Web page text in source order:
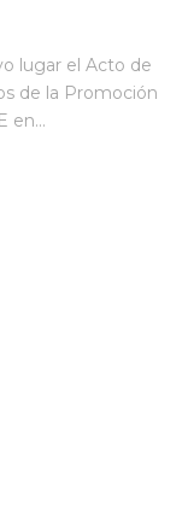
lugar el Acto de
de la Promoción
en...